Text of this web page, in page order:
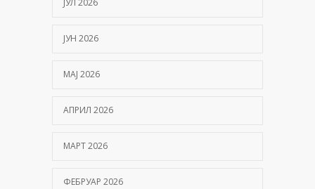
ЈУЛ 2026
ЈУН 2026
МАЈ 2026
АПРИЛ 2026
МАРТ 2026
ФЕБРУАР 2026